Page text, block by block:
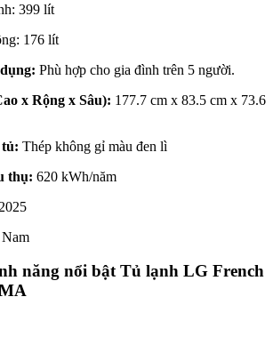
399 lít
176 lít
Phù hợp cho gia đình trên 5 người.
x Rộng x Sâu): 177.7 cm x 83.5 cm x 73.6
Thép không gỉ màu đen lì
thụ: 620 kWh/năm
2025
năng nổi bật Tủ lạnh LG French